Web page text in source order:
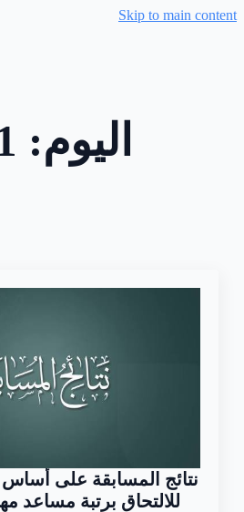
Skip to main content
اليوم:
نتائج المسابقة على أساس